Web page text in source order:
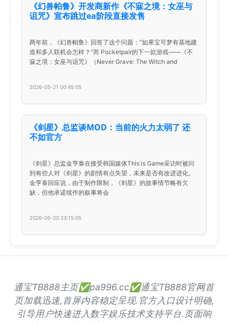
《幻兽帕鲁》开发商新作《不寐之境：女巫与
诅咒》宣布跳过ea阶段直接发售
两年前，《幻兽帕鲁》回答了这个问题：“如果宝可梦有基地建
造和多人联机会怎样？”而 Pocketpair的下一款游戏——《不
寐之境：女巫与诅咒》（Never Grave: The Witch and
2026-05-21 00:45:05
《剑星》总监谈MOD：当前的火力太弱了 还
不如官方
《剑星》总监金亨泰在接受韩国媒体This is Game采访时被问
到有些人对《剑星》的剧情有点失望，未来是否有改进进化。
金亨泰回应说，由于制作限制，《剑星》的故事情节略有欠
缺，但他承诺续作的叙事将会
2026-05-20 23:15:05
通宝TB888主页✅pa996.cc✅通宝TB888官网首
页加载迅速,首屏内容稳定呈现.官方入口设计明确,
引导用户快速进入数字娱乐技术支持平台.页面响